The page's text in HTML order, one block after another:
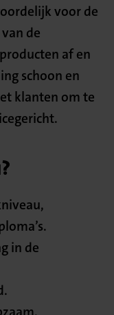
voor de
de
af en
schoon en
klanten om te
in de